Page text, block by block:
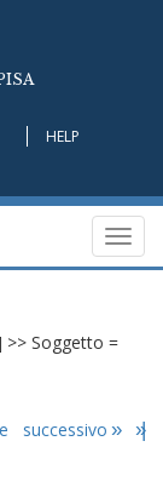
HELP
>> Soggetto =
successivo » »|